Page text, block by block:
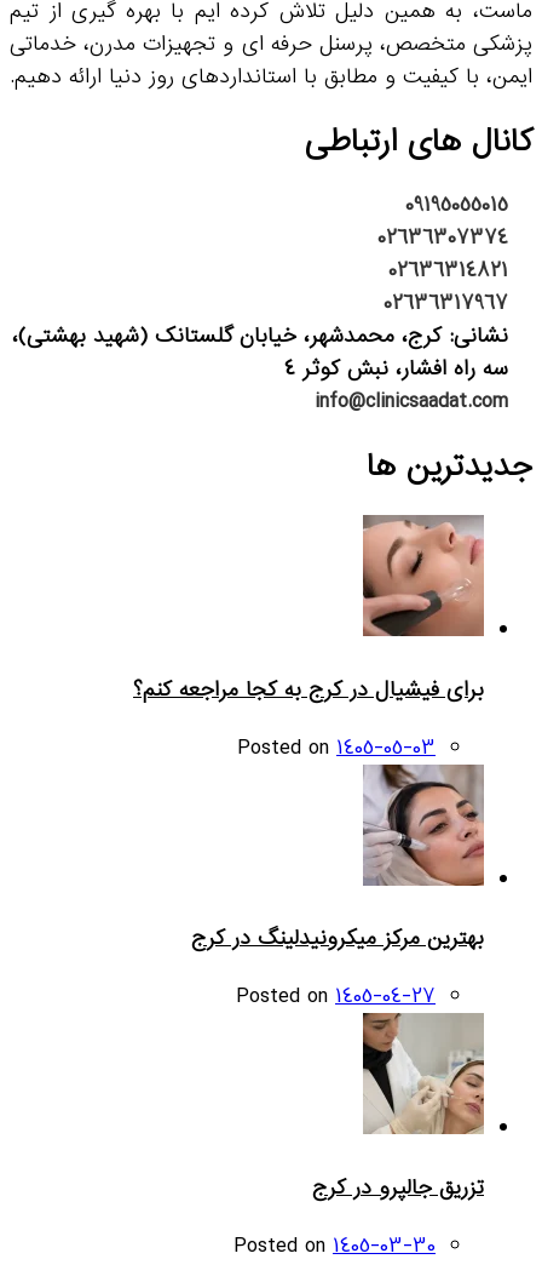
ماست، به همین دلیل تلاش کرده ایم با بهره گیری از تیم
پزشکی متخصص، پرسنل حرفه ای و تجهیزات مدرن، خدماتی
ایمن، با کیفیت و مطابق با استانداردهای روز دنیا ارائه دهیم.
کانال های ارتباطی
09195055015
02636307374
02636314821
02636317967
نشانی: کرج، محمدشهر، خیابان گلستانک (شهید بهشتی)،
سه راه افشار، نبش کوثر 4
info@clinicsaadat.com
جدیدترین ها
برای فیشیال در کرج به کجا مراجعه کنم؟
Posted on 1405-05-03
بهترین مرکز میکرونیدلینگ در کرج
Posted on 1405-04-27
تزریق جالپرو در کرج
Posted on 1405-03-30